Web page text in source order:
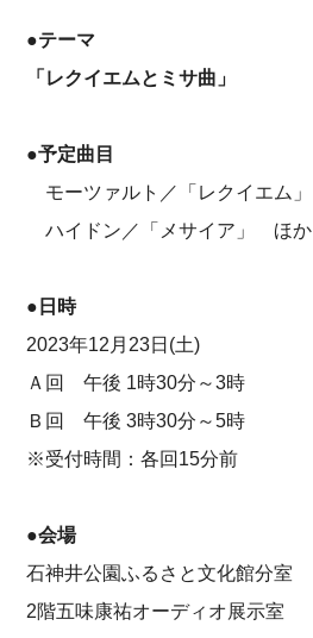
●テーマ
「レクイエムとミサ曲」
●予定曲目
モーツァルト／「レクイエム」
ハイドン／「メサイア」 ほか
●日時
2023年12月23日(土)
Ａ回 午後 1時30分～3時
Ｂ回 午後 3時30分～5時
※受付時間：各回15分前
●会場
石神井公園ふるさと文化館分室
2階五味康祐オーディオ展示室